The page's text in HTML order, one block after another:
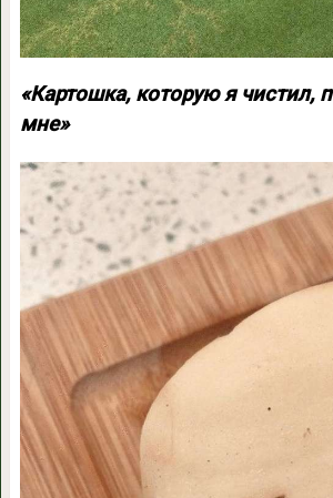
«Картошка, которую я чистил,
мне»